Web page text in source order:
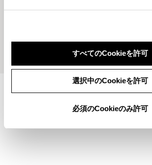
すべてのCookieを許可
選択中のCookieを許可
必須のCookieのみ許可
もっとみる
施設情報・サービス